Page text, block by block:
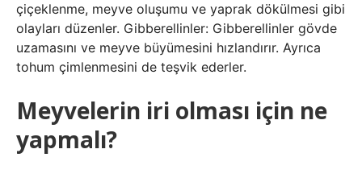
çiçeklenme, meyve oluşumu ve yaprak dökülmesi gibi
olayları düzenler. Gibberellinler: Gibberellinler gövde
uzamasını ve meyve büyümesini hızlandırır. Ayrıca
tohum çimlenmesini de teşvik ederler.
Meyvelerin iri olması için ne
yapmalı?